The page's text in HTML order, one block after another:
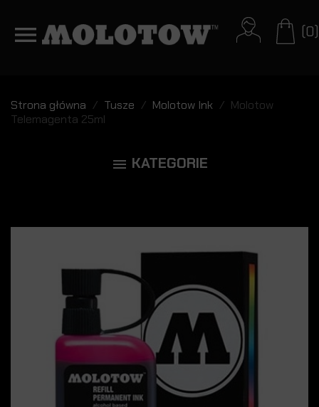
(0)
Strona główna Tusze Molotow Ink
Molotow
Telemagenta 25ml
 KATEGORIE